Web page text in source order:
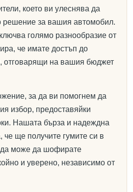
което ви улеснява да
решение за вашия автомобил.
голямо разнообразие от
че имате достъп до
отговарящи на вашия бюджет
за да ви помогнем да
избор, предоставяйки
Нашата бърза и надеждна
че ще получите гумите си в
да може да шофирате
и уверено, независимо от